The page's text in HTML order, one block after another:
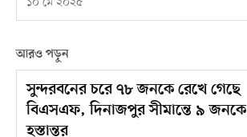
১০ মে ২০২৫
আরও পড়ুন
সুন্দরবনের চরে ৭৮ জনকে রেখে গেছে
বিএসএফ, দিনাজপুর সীমান্তে ৯ জনকে
হস্তান্তর